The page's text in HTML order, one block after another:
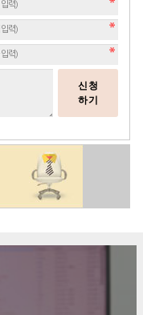
신청
하기